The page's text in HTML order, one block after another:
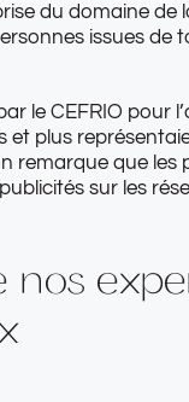
du domaine de
issues de
le CEFRIO pour
et plus
remarque que les
sur les
nos